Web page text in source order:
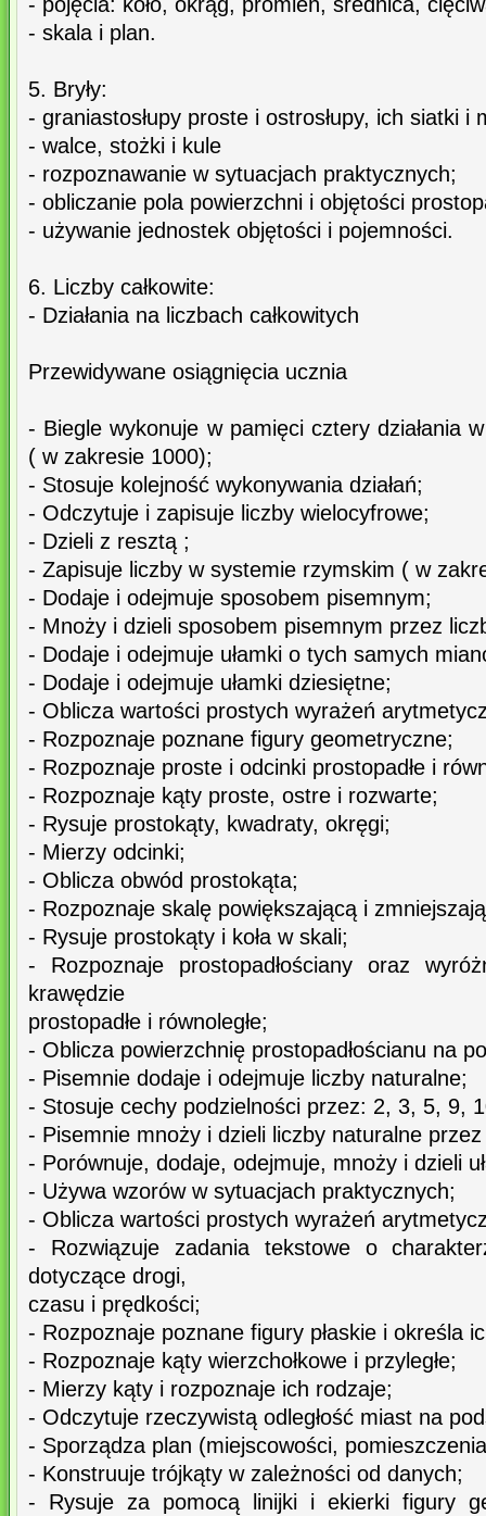
- skala i plan.
5. Bryły:
- graniastosłupy proste i ostrosłupy, ich siatki i
- walce, stożki i kule
- rozpoznawanie w sytuacjach praktycznych;
- obliczanie pola powierzchni i objętości
- używanie jednostek objętości i pojemności.
6. Liczby całkowite:
- Działania na liczbach całkowitych
Przewidywane osiągnięcia ucznia
- Biegle wykonuje w pamięci cztery działania
( w zakresie 1000);
- Stosuje kolejność wykonywania działań;
- Odczytuje i zapisuje liczby wielocyfrowe;
- Dzieli z resztą ;
- Zapisuje liczby w systemie rzymskim ( w
- Dodaje i odejmuje sposobem pisemnym;
- Mnoży i dzieli sposobem pisemnym przez
- Dodaje i odejmuje ułamki o tych samych
- Dodaje i odejmuje ułamki dziesiętne;
- Oblicza wartości prostych wyrażeń
- Rozpoznaje poznane figury geometryczne;
- Rozpoznaje proste i odcinki prostopadłe i
- Rozpoznaje kąty proste, ostre i rozwarte;
- Rysuje prostokąty, kwadraty, okręgi;
- Mierzy odcinki;
- Oblicza obwód prostokąta;
- Rozpoznaje skalę powiększającą i
- Rysuje prostokąty i koła w skali;
- Rozpoznaje prostopadłościany oraz
krawędzie
prostopadłe i równoległe;
- Oblicza powierzchnię prostopadłościanu na
- Pisemnie dodaje i odejmuje liczby naturalne;
- Stosuje cechy podzielności przez: 2, 3, 5, 9,
- Pisemnie mnoży i dzieli liczby naturalne
- Porównuje, dodaje, odejmuje, mnoży i dzieli
- Używa wzorów w sytuacjach praktycznych;
- Oblicza wartości prostych wyrażeń
- Rozwiązuje zadania tekstowe o
dotyczące drogi,
czasu i prędkości;
- Rozpoznaje poznane figury płaskie i określa
- Rozpoznaje kąty wierzchołkowe i przyległe;
- Mierzy kąty i rozpoznaje ich rodzaje;
- Odczytuje rzeczywistą odległość miast na
- Sporządza plan (miejscowości,
- Konstruuje trójkąty w zależności od danych;
- Rysuje za pomocą linijki i ekierki figury